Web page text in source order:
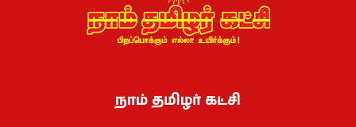
நாம் தமிழர் கட்சி